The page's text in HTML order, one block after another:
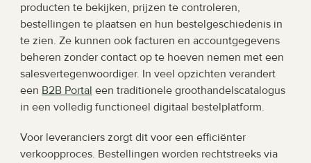
producten te bekijken, prijzen te controleren,
bestellingen te plaatsen en hun bestelgeschiedenis in
te zien. Ze kunnen ook facturen en accountgegevens
beheren zonder contact op te hoeven nemen met een
salesvertegenwoordiger. In veel opzichten verandert
een B2B Portal een traditionele groothandelscatalogus
in een volledig functioneel digitaal bestelplatform.
Voor leveranciers zorgt dit voor een efficiënter
verkoopproces. Bestellingen worden rechtstreeks via